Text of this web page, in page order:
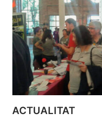
ACTUALITAT